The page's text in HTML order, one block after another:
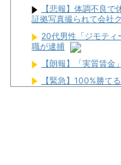
【悲報】体調不良
証拠写真撮られて会社
20代男性「ジモティ
職が逮捕
【朗報】「実質賃
【緊急】100%勝て